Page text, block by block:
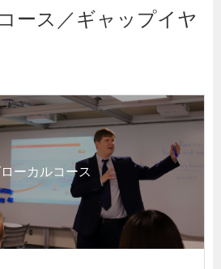
ース／ギャップイヤ
ーカルコース